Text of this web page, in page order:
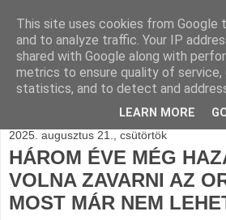
BLOGÁSZAT,
blogjava
2025. augusztus 21., csütörtök
HÁROM ÉVE MÉG
VOLNA ZAVARNI AZ
MOST MÁR NEM
This site uses cookies from Google
and to analyze traffic. Your IP
shared with Google along with
metrics to ensure quality of service,
statistics, and to detect and
LEARN MORE